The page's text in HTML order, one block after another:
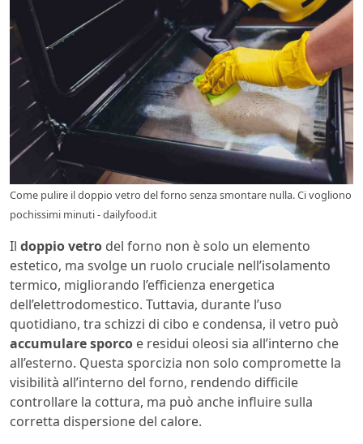
Come pulire il doppio vetro del forno senza smontare nulla. Ci vogliono
pochissimi minuti - dailyfood.it
Il doppio vetro del forno non è solo un elemento
estetico, ma svolge un ruolo cruciale nell’isolamento
termico, migliorando l’efficienza energetica
dell’elettrodomestico. Tuttavia, durante l’uso
quotidiano, tra schizzi di cibo e condensa, il vetro può
accumulare sporco e residui oleosi sia all’interno che
all’esterno. Questa sporcizia non solo compromette la
visibilità all’interno del forno, rendendo difficile
controllare la cottura, ma può anche influire sulla
corretta dispersione del calore.